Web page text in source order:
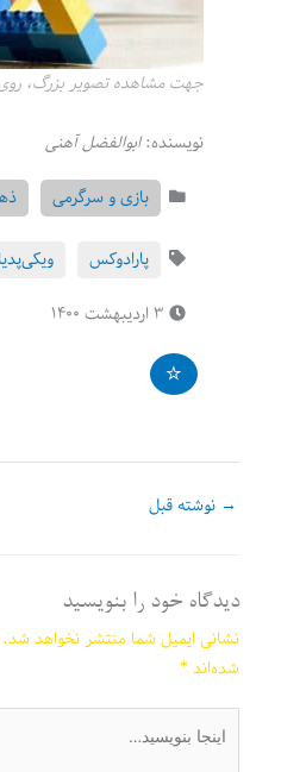
جهت مشاهده تصویر بزرگ، روی
نویسنده:ابوالفضل آهنی
بازی و سرگرمی
پارادوکس
ویکی‌پدیا
→ نوشته قبل
دیدگاه‌ خود را بنویسید
نشانی ایمیل شما منتشر نخواهد شد.
شده‌اند*
بنویسید…